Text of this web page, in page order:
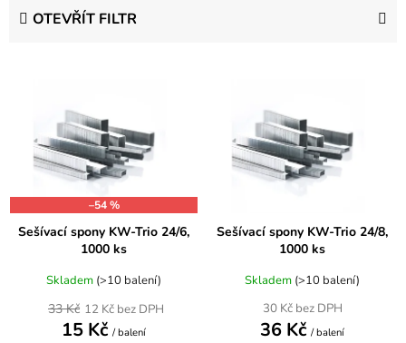
n
k
t
ů
OTEVŘÍT FILTR
p
r
o
–54 %
Sešívací spony KW-Trio 24/6,
1000 ks
Skladem (>10 balení)
12 Kč bez DPH
15 Kč / balení
33 Kč
Sešívací spony KW-Trio 24/8,
1000 ks
Skladem (>10 balení)
30 Kč bez DPH
36 Kč / balení